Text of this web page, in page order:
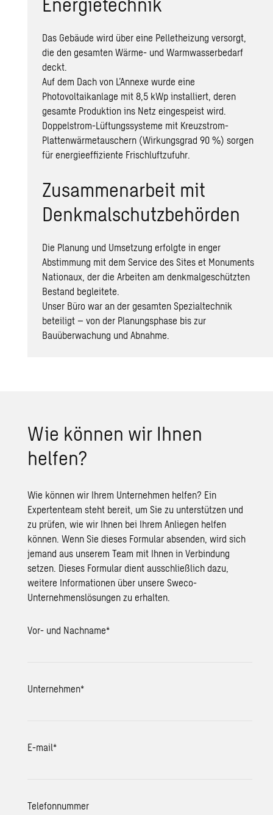
Das Gebäude wird über eine Pelletheizung versorgt,
die den gesamten Wärme- und Warmwasserbedarf
deckt.
Auf dem Dach von L’Annexe wurde eine
Photovoltaikanlage mit 8,5 kWp installiert, deren
gesamte Produktion ins Netz eingespeist wird.
Doppelstrom-Lüftungssysteme mit Kreuzstrom-
Plattenwärmetauschern (Wirkungsgrad 90 %) sorgen
für energieeffiziente Frischluftzufuhr.
Zusammenarbeit mit
Denkmalschutzbehörden
Die Planung und Umsetzung erfolgte in enger
Abstimmung mit dem Service des Sites et Monuments
Nationaux, der die Arbeiten am denkmalgeschützten
Bestand begleitete.
Unser Büro war an der gesamten Spezialtechnik
beteiligt – von der Planungsphase bis zur
Bauüberwachung und Abnahme.
Wie können wir Ihnen
helfen?
Wie können wir Ihrem Unternehmen helfen? Ein
Expertenteam steht bereit, um Sie zu unterstützen und
zu prüfen, wie wir Ihnen bei Ihrem Anliegen helfen
können. Wenn Sie dieses Formular absenden, wird sich
jemand aus unserem Team mit Ihnen in Verbindung
setzen. Dieses Formular dient ausschließlich dazu,
weitere Informationen über unsere Sweco-
Unternehmenslösungen zu erhalten.
Vor- und Nachname*
Unternehmen*
E-mail*
Telefonnummer